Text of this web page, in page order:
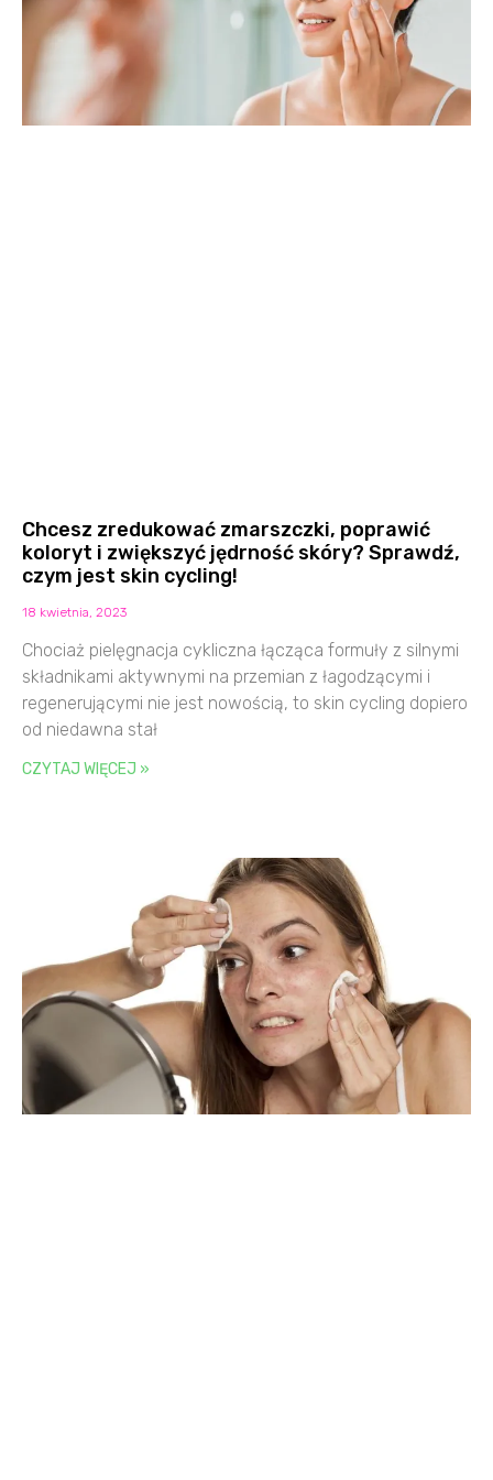
Chcesz zredukować zmarszczki, poprawić
koloryt i zwiększyć jędrność skóry? Sprawdź,
czym jest skin cycling!
18 kwietnia, 2023
Chociaż pielęgnacja cykliczna łącząca formuły z silnymi
składnikami aktywnymi na przemian z łagodzącymi i
regenerującymi nie jest nowością, to skin cycling dopiero
od niedawna stał
CZYTAJ WIĘCEJ »